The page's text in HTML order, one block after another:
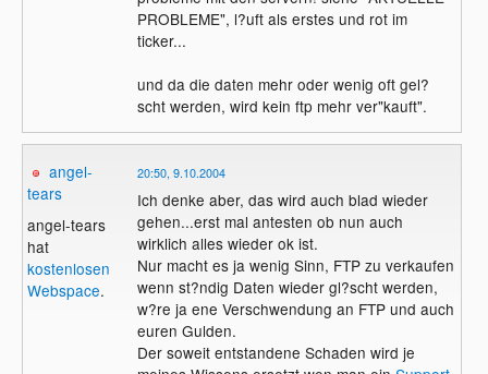
PROBLEME", l?uft als erstes und rot im
ticker...
und da die daten mehr oder wenig oft gel?
scht werden, wird kein ftp mehr ver"kauft".
angel-
tears
angel-tears
hat
kostenlosen
Webspace.
20:50, 9.10.2004
Ich denke aber, das wird auch blad wieder
gehen...erst mal antesten ob nun auch
wirklich alles wieder ok ist.
Nur macht es ja wenig Sinn, FTP zu verkaufen
wenn st?ndig Daten wieder gl?scht werden,
w?re ja ene Verschwendung an FTP und auch
euren Gulden.
Der soweit entstandene Schaden wird je